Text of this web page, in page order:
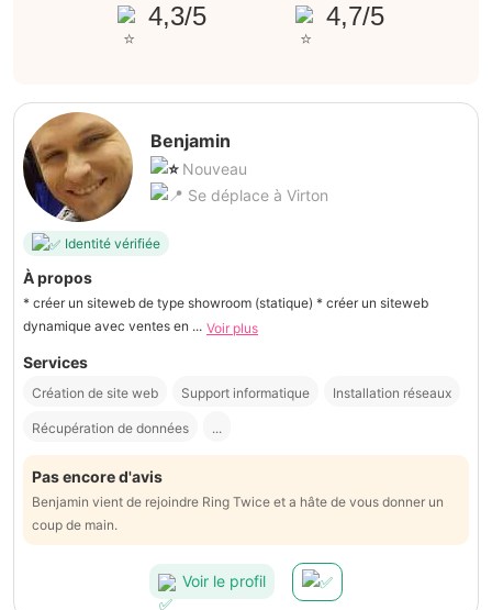
4,3/5 4,7/5
Benjamin
Nouveau
Se déplace à Virton
Identité vérifiée
À propos
* créer un siteweb de type showroom (statique) * créer un siteweb
dynamique avec ventes en ... Voir plus
Services
Création de site web Support informatique Installation réseaux
Récupération de données ...
Pas encore d'avis
Benjamin vient de rejoindre Ring Twice et a hâte de vous donner un
coup de main.
Voir le profil